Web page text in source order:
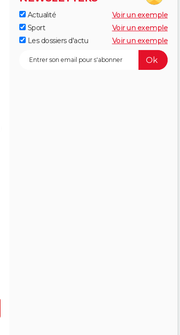
Actualité
Voir un exemple
Sport
Voir un exemple
Les dossiers d'actu
Voir un exemple